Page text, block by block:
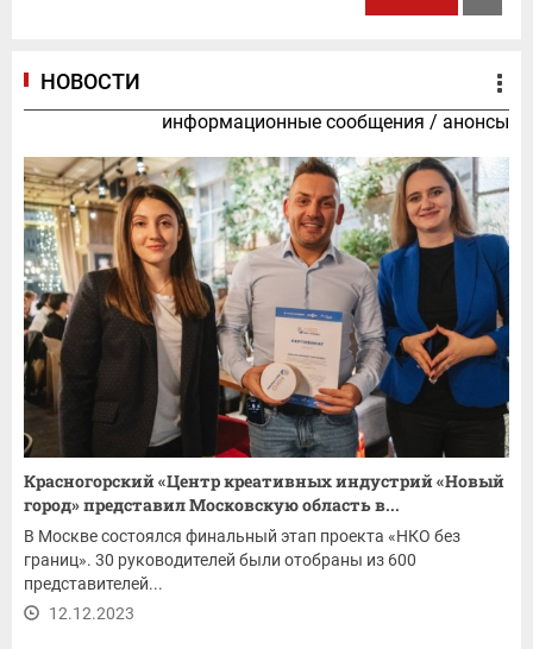
НОВОСТИ
информационные сообщения / анонсы
Красногорский «Центр креативных индустрий «Новый
город» представил Московскую область в...
В Москве состоялся финальный этап проекта «НКО без
границ». 30 руководителей были отобраны из 600
представителей...
12.12.2023